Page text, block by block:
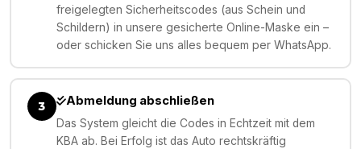
freigelegten Sicherheitscodes (aus Schein und
Schildern) in unsere gesicherte Online-Maske ein –
oder schicken Sie uns alles bequem per WhatsApp.
3 Abmeldung abschließen
Das System gleicht die Codes in Echtzeit mit dem
KBA ab. Bei Erfolg ist das Auto rechtskräftig